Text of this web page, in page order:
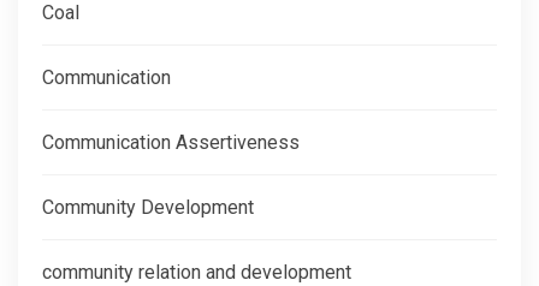
Coal
Communication
Communication Assertiveness
Community Development
community relation and development